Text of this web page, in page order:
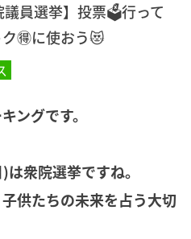
議員選挙】投票🗳️行って
🉐に使おう😻
ングです。
衆院選挙ですね。
供たちの未来を占う大切